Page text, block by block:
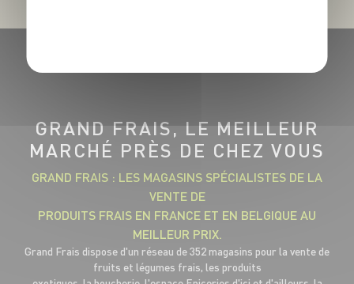
GRAND FRAIS, LE MEILLEUR
MARCHÉ PRÈS DE CHEZ VOUS
GRAND FRAIS : LES MAGASINS SPÉCIALISTES DE LA
VENTE DE
PRODUITS FRAIS EN FRANCE ET EN BELGIQUE AU
MEILLEUR PRIX.
Grand Frais dispose d'un réseau de 352 magasins pour la vente de
fruits et légumes frais, les produits